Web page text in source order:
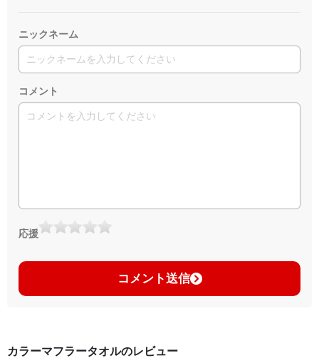
ニックネーム
コメント
応援
コメント送信
カラーマフラータオルのレビュー